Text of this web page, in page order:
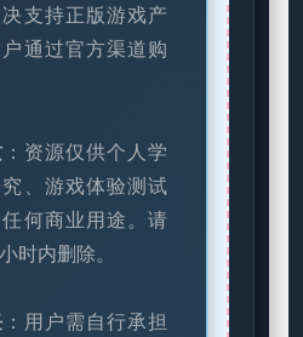
支持正版游戏产
通过官方渠道购
：资源仅供个人学
、游戏体验测试
何商业用途。请
时内删除。
：用户需自行承担